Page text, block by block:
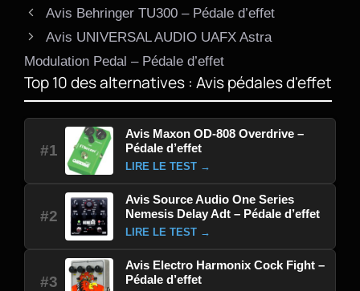
Avis Behringer TU300 – Pédale d’effet
Avis UNIVERSAL AUDIO UAFX Astra
Modulation Pedal – Pédale d’effet
Top 10 des alternatives : Avis pédales d'effet
#1
Avis Maxon OD-808 Overdrive –
Pédale d’effet
LIRE LE TEST →
#2
Avis Source Audio One Series
Nemesis Delay Adt – Pédale d’effet
LIRE LE TEST →
#3
Avis Electro Harmonix Cock Fight –
Pédale d’effet